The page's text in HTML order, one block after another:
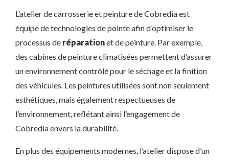
L’atelier de carrosserie et peinture de Cobredia est
équipé de technologies de pointe afin d’optimiser le
processus de réparationet de peinture. Par exemple,
des cabines de peinture climatisées permettent d’assurer
un environnement contrôlé pour le séchage et la finition
des véhicules. Les peintures utilisées sont non seulement
esthétiques, mais également respectueuses de
l’environnement, reflétant ainsi l’engagement de
Cobredia envers la durabilité.
En plus des équipements modernes, l’atelier dispose d’un